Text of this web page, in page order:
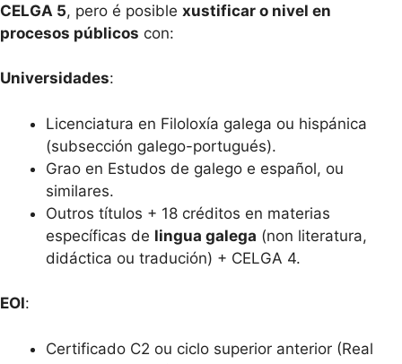
CELGA 5, pero é posible xustificar o nivel en
procesos públicos con:
Universidades:
Licenciatura en Filoloxía galega ou hispánica
(subsección galego-portugués).
Grao en Estudos de galego e español, ou
similares.
Outros títulos + 18 créditos en materias
específicas de lingua galega (non literatura,
didáctica ou tradución) + CELGA 4.
EOI:
Certificado C2 ou ciclo superior anterior (Real